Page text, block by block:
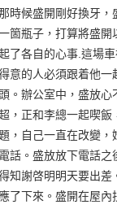
時候盛開剛好換牙
箇瓶子，打算將盛
了各自的心事.這場
意的人必須跟着他
。辦公室中，盛放
，正和李總一起喫
，自己一直在改變
話。盛放放下電話
知謝啓明明天要出
下來。盛開在屋內